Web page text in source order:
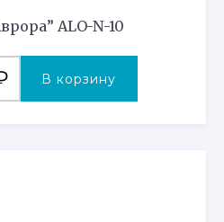
ALO-N-10
В корзину